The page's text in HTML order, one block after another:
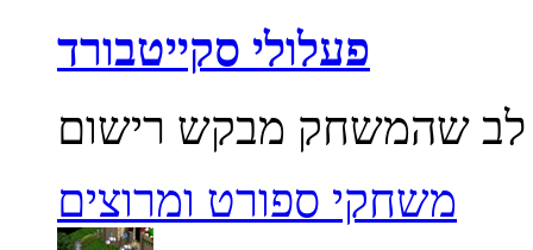
פעלולי סקייטבורד
משחקי ספורט ומרוצים